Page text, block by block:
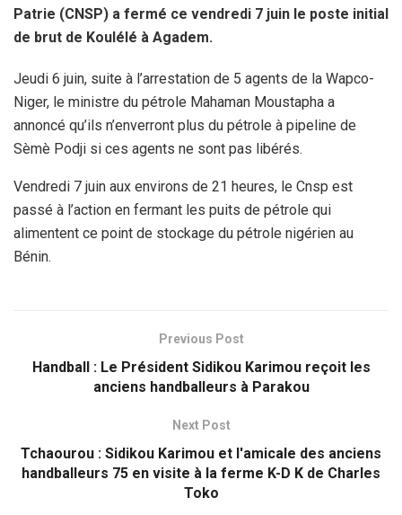
Patrie (CNSP) a fermé ce vendredi 7 juin le poste initial
de brut de Koulélé à Agadem.
Jeudi 6 juin, suite à l’arrestation de 5 agents de la Wapco-
Niger, le ministre du pétrole Mahaman Moustapha a
annoncé qu’ils n’enverront plus du pétrole à pipeline de
Sèmè Podji si ces agents ne sont pas libérés.
Vendredi 7 juin aux environs de 21 heures, le Cnsp est
passé à l’action en fermant les puits de pétrole qui
alimentent ce point de stockage du pétrole nigérien au
Bénin.
Previous Post
Handball : Le Président Sidikou Karimou reçoit les
anciens handballeurs à Parakou
Next Post
Tchaourou : Sidikou Karimou et l'amicale des anciens
handballeurs 75 en visite à la ferme K-D K de Charles
Toko